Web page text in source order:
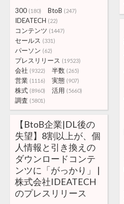
300 (180) BtoB (247)
IDEATECH (22)
コンテンツ (1447)
セールス (331)
パーソン (62)
プレスリリース (19523)
会社 (9322) 半数 (265)
営業 (1116) 実態 (907)
株式 (8960) 活用 (5660)
調査 (5801)
【BtoB企業|DL後の
失望】8割以上が、個
人情報と引き換えの
ダウンロードコンテ
ンツに「がっかり」 |
株式会社IDEATECH
のプレスリリース